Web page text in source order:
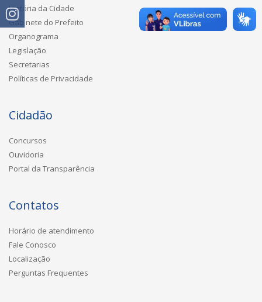
História da Cidade
Gabinete do Prefeito
Organograma
Legislação
Secretarias
Políticas de Privacidade
Cidadão
Concursos
Ouvidoria
Portal da Transparência
Contatos
Horário de atendimento
Fale Conosco
Localização
Perguntas Frequentes